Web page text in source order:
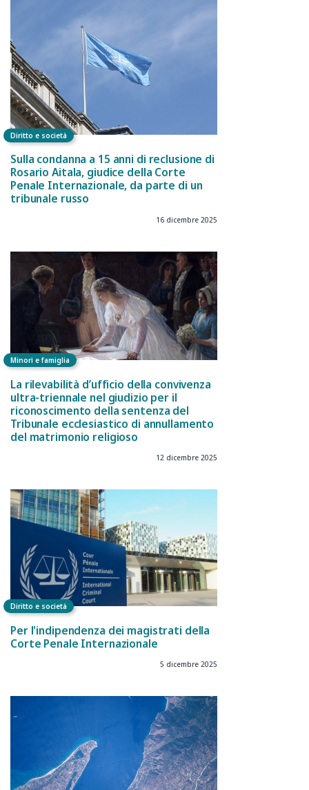
Diritto e società
Sulla condanna a 15 anni di reclusione di
Rosario Aitala, giudice della Corte
Penale Internazionale, da parte di un
tribunale russo
16 dicembre 2025
Minori e famiglia
La rilevabilità d’ufficio della convivenza
ultra-triennale nel giudizio per il
riconoscimento della sentenza del
Tribunale ecclesiastico di annullamento
del matrimonio religioso
12 dicembre 2025
Diritto e società
Per l'indipendenza dei magistrati della
Corte Penale Internazionale
5 dicembre 2025